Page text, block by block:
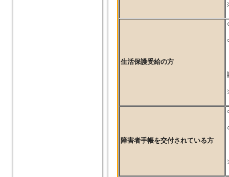
生活保護受給の方
障害者手帳を交付されている方